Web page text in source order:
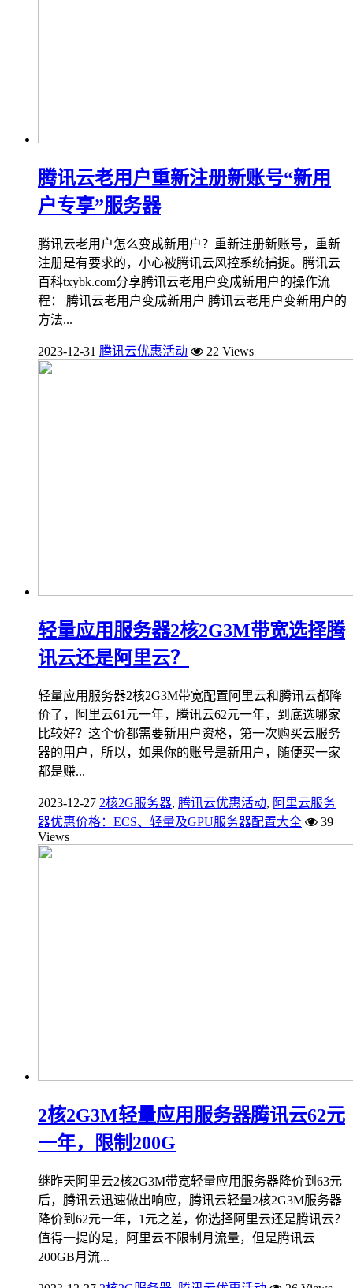
腾讯云老用户重新注册新账号“新用
户专享”服务器
腾讯云老用户怎么变成新用户？重新注册新账号，重新
注册是有要求的，小心被腾讯云风控系统捕捉。腾讯云
百科txybk.com分享腾讯云老用户变成新用户的操作流
程： 腾讯云老用户变成新用户 腾讯云老用户变新用户的
方法...
2023-12-31 腾讯云优惠活动 22 Views
轻量应用服务器2核2G3M带宽选择腾
讯云还是阿里云？
轻量应用服务器2核2G3M带宽配置阿里云和腾讯云都降
价了，阿里云61元一年，腾讯云62元一年，到底选哪家
比较好？这个价都需要新用户资格，第一次购买云服务
器的用户，所以，如果你的账号是新用户，随便买一家
都是赚...
2023-12-27 2核2G服务器, 腾讯云优惠活动, 阿里云服务
器优惠价格：ECS、轻量及GPU服务器配置大全
39
Views
2核2G3M轻量应用服务器腾讯云62元
一年，限制200G
继昨天阿里云2核2G3M带宽轻量应用服务器降价到63元
后，腾讯云迅速做出响应，腾讯云轻量2核2G3M服务器
降价到62元一年，1元之差，你选择阿里云还是腾讯云？
值得一提的是，阿里云不限制月流量，但是腾讯云
200GB月流...